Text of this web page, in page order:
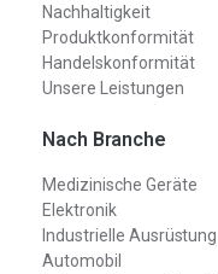
Nachhaltigkeit
Produktkonformität
Handelskonformität
Unsere Leistungen
Nach Branche
Medizinische Geräte
Elektronik
Industrielle Ausrüstung
Automobil